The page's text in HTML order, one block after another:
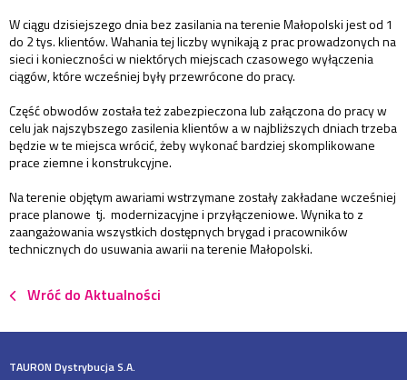
W ciągu dzisiejszego dnia bez zasilania na terenie Małopolski jest od 1
do 2 tys. klientów. Wahania tej liczby wynikają z prac prowadzonych na
sieci i konieczności w niektórych miejscach czasowego wyłączenia
ciągów, które wcześniej były przewrócone do pracy.
Część obwodów została też zabezpieczona lub załączona do pracy w
celu jak najszybszego zasilenia klientów a w najbliższych dniach trzeba
będzie w te miejsca wrócić, żeby wykonać bardziej skomplikowane
prace ziemne i konstrukcyjne.
Na terenie objętym awariami wstrzymane zostały zakładane wcześniej
prace planowe tj. modernizacyjne i przyłączeniowe. Wynika to z
zaangażowania wszystkich dostępnych brygad i pracowników
technicznych do usuwania awarii na terenie Małopolski.
Wróć do Aktualności
TAURON Dystrybucja S.A.